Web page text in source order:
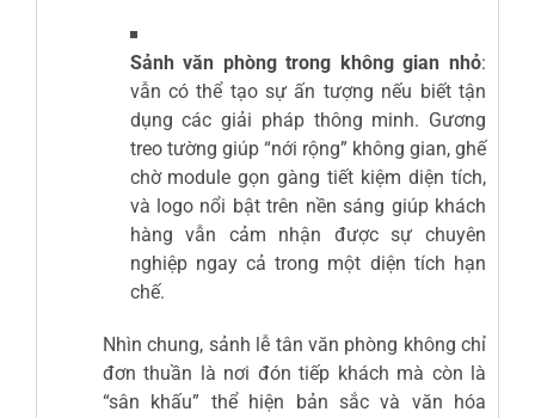
Sảnh văn phòng trong không gian nhỏ:
vẫn có thể tạo sự ấn tượng nếu biết tận
dụng các giải pháp thông minh. Gương
treo tường giúp “nới rộng” không gian, ghế
chờ module gọn gàng tiết kiệm diện tích,
và logo nổi bật trên nền sáng giúp khách
hàng vẫn cảm nhận được sự chuyên
nghiệp ngay cả trong một diện tích hạn
chế.
Nhìn chung, sảnh lễ tân văn phòng không chỉ
đơn thuần là nơi đón tiếp khách mà còn là
“sân khấu” thể hiện bản sắc và văn hóa